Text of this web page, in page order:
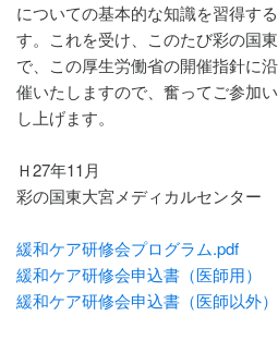
についての基本的な知識を習得す
す。これを受け、このたび彩の国
で、この厚生労働省の開催指針に
催いたしますので、奮ってご参加
し上げます。
Ｈ27年11月
彩の国東大宮メディカルセンタ
緩和ケア研修会プログラム.pdf
緩和ケア研修会申込書（医師用）
緩和ケア研修会申込書（医師以外）